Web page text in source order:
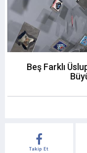
Beş Farklı
Takip Et